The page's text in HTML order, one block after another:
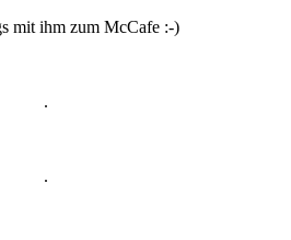
mit ihm zum McCafe :-)
.
.